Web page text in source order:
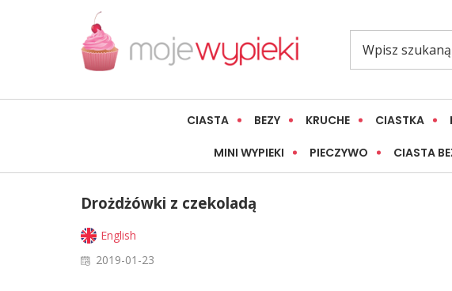
CIASTA BEZY KRUCHE CIASTKA
MINI WYPIEKI PIECZYWO CIASTA
Drożdżówki z czekoladą
English
2019-01-23